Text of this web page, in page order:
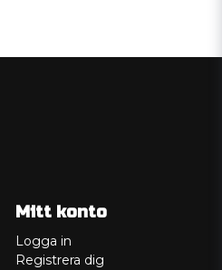
Mitt konto
Logga in
Registrera dig